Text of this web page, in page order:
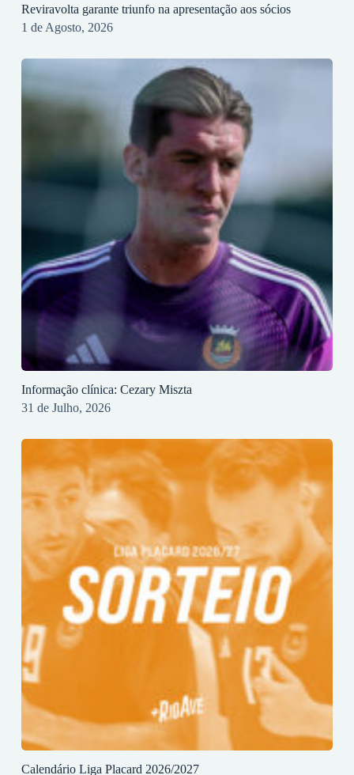
Reviravolta garante triunfo na apresentação aos sócios
1 de Agosto, 2026
Informação clínica: Cezary Miszta
31 de Julho, 2026
Calendário Liga Placard 2026/2027